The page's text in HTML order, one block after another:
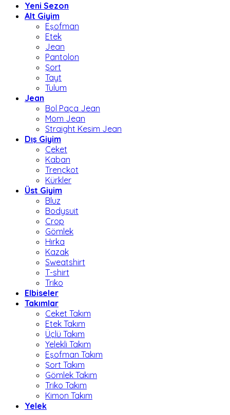
Yeni Sezon
Alt Giyim
Eşofman
Etek
Jean
Pantolon
Şort
Tayt
Tulum
Jean
Bol Paça Jean
Mom Jean
Straight Kesim Jean
Dış Giyim
Ceket
Kaban
Trençkot
Kürkler
Üst Giyim
Bluz
Bodysuit
Crop
Gömlek
Hırka
Kazak
Sweatshirt
T-shirt
Triko
Elbiseler
Takımlar
Ceket Takım
Etek Takım
Üçlü Takım
Yelekli Takım
Eşofman Takım
Şort Takım
Gömlek Takım
Triko Takım
Kimon Takım
Yelek